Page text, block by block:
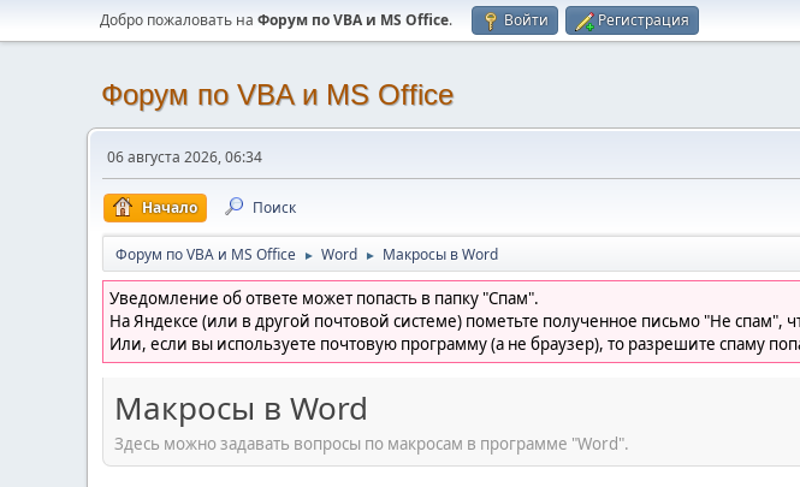
Добро пожаловать на Форум по VBA и MS Office. Войти Регистрация
Форум по VBA и MS Office
06 августа 2026, 06:34
Начало Поиск
Форум по VBA и MS Office ► Word ► Макросы в Word
Уведомление об ответе может попасть в папку "Спам".
На Яндексе (или в другой почтовой системе) пометьте полученное письмо "Не спам",
Или, если вы используете почтовую программу (а не браузер), то разрешите спаму
Макросы в Word
Здесь можно задавать вопросы по макросам в программе "Word".